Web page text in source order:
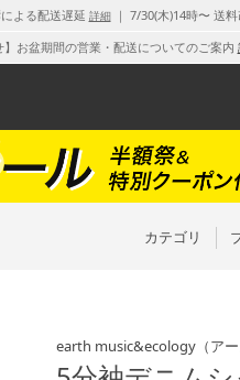
よる配送遅延 詳細｜ 7/30(木)14時〜 送
】お盆期間の営業・配送についてのご案内
カテゴリ
earth music&ecology （ア